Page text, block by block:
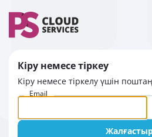
Кіру немесе тіркеу
Кіру немесе тіркелу үшін
Email